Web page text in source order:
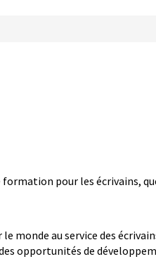
formation pour les écrivains,
monde au service des
opportunités de